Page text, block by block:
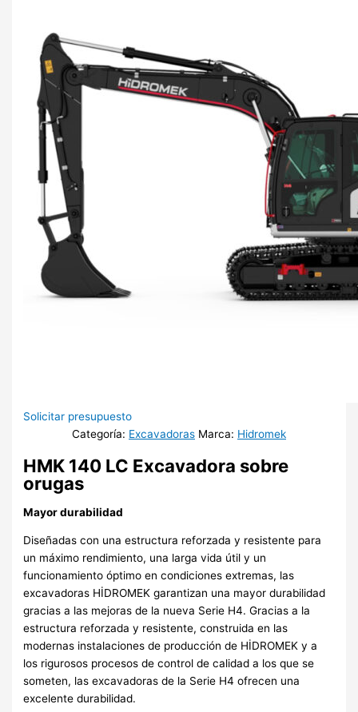
Solicitar presupuesto
Categoría: Excavadoras Marca: Hidromek
HMK 140 LC Excavadora sobre
orugas
Mayor durabilidad
Diseñadas con una estructura reforzada y resistente para
un máximo rendimiento, una larga vida útil y un
funcionamiento óptimo en condiciones extremas, las
excavadoras HİDROMEK garantizan una mayor durabilidad
gracias a las mejoras de la nueva Serie H4. Gracias a la
estructura reforzada y resistente, construida en las
modernas instalaciones de producción de HİDROMEK y a
los rigurosos procesos de control de calidad a los que se
someten, las excavadoras de la Serie H4 ofrecen una
excelente durabilidad.